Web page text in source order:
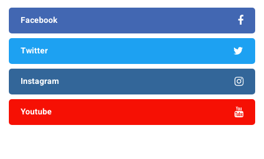
Facebook
Twitter
Instagram
Youtube